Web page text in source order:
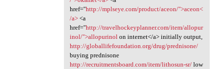
href="http://mplseye.com/product/aceon/">aceon<
/a><a
href="http://travelhockeyplanner.com/item/allopur
inol/">allopurinolon internet</a> initially output,
http://globallifefoundation.org/drug/prednisone/
buying prednisone
http://recruitmentsboard.com/item/lithosun-sr/low